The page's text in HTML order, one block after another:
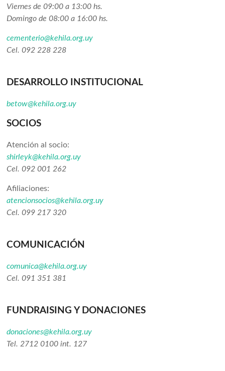
Viernes de 09:00 a 13:00 hs.
Domingo de 08:00 a 16:00 hs.
cementerio@kehila.org.uy
Cel. 092 228 228
DESARROLLO INSTITUCIONAL
betow@kehila.org.uy
SOCIOS
Atención al socio:
shirleyk@kehila.org.uy
Cel. 092 001 262
Afiliaciones:
atencionsocios@kehila.org.uy
Cel. 099 217 320
COMUNICACIÓN
comunica@kehila.org.uy
Cel. 091 351 381
FUNDRAISING Y DONACIONES
donaciones@kehila.org.uy
Tel. 2712 0100 int. 127